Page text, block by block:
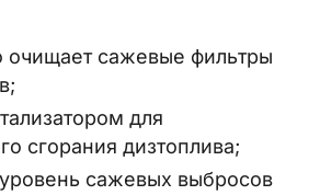
очищает сажевые фильтры
для
сгорания дизтоплива;
сажевых выбросов